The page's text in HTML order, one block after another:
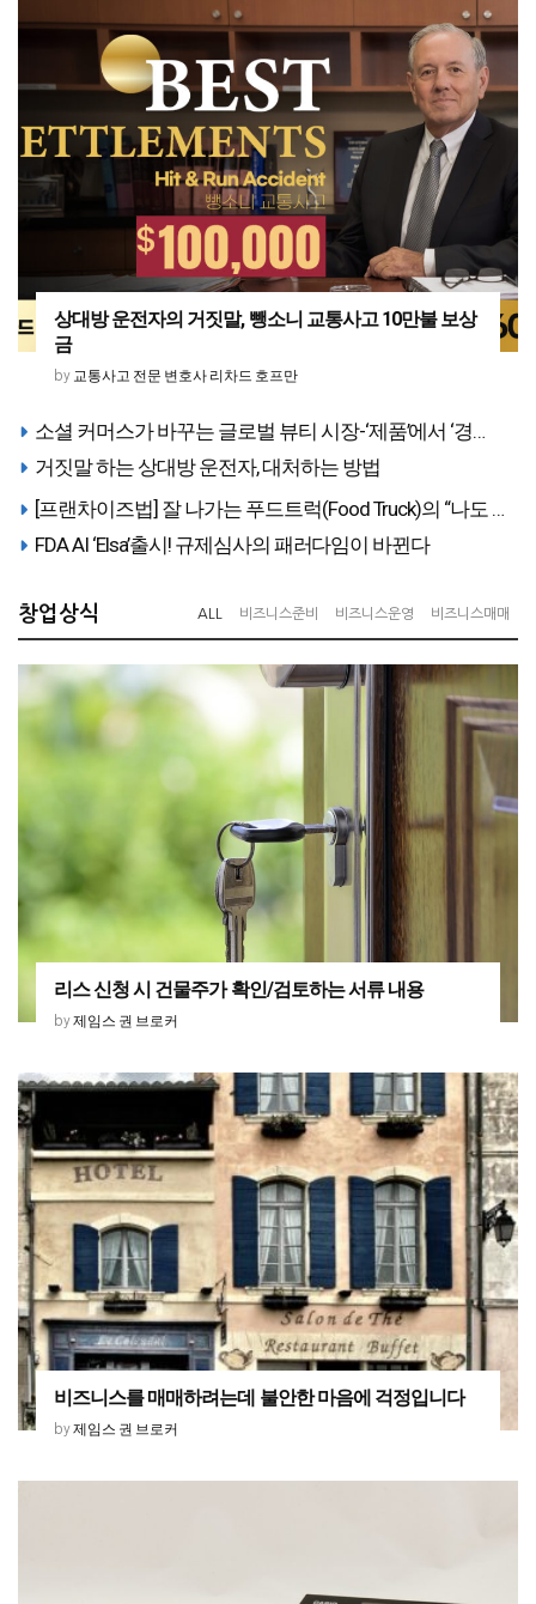
상대방 운전자의 거짓말, 뺑소니 교통사고 10만불 보상
금
by 교통사고 전문 변호사 리차드 호프만
소셜 커머스가 바꾸는 글로벌 뷰티 시장-‘제품’에서 ‘경
험’으로
거짓말 하는 상대방 운전자, 대처하는 방법
[프랜차이즈법] 잘 나가는 푸드트럭(Food Truck)의 “나도 모
르게 한 프랜차이즈 법 위반” 이야기
FDA AI ‘Elsa’출시! 규제심사의 패러다임이 바뀐다
창업상식 ALL 비즈니스준비 비즈니스운영 비즈니스매매
리스 신청 시 건물주가 확인/검토하는 서류 내용
by제임스 권 브로커
비즈니스를 매매하려는데 불안한 마음에 걱정입니다
by제임스 권 브로커